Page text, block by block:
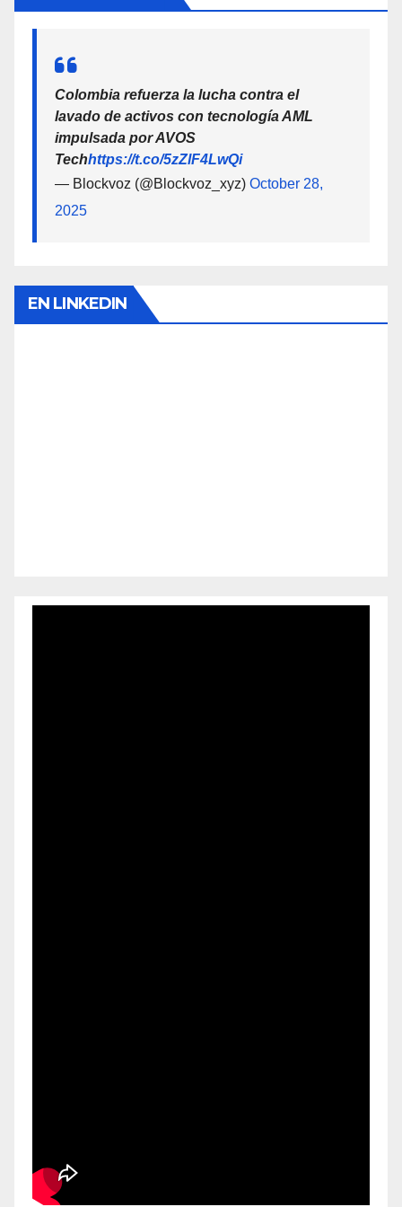
Colombia refuerza la lucha contra el
lavado de activos con tecnología AML
impulsada por AVOS
Techhttps://t.co/5zZlF4LwQi
— Blockvoz (@Blockvoz_xyz) October 28,
2025
EN LINKEDIN